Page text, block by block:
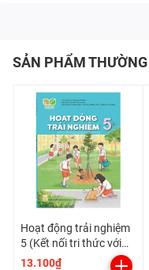
SẢN PHẨM
Hoạt động trải nghiệm
5 (Kết nối tri thức với
cuộc sống)
13.100₫